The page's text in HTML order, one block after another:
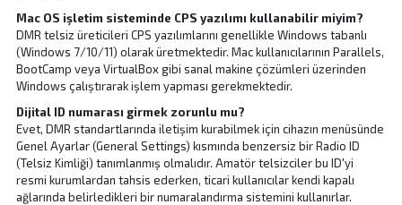
Mac OS işletim sisteminde CPS yazılımı kullanabilir miyim?
DMR telsiz üreticileri CPS yazılımlarını genellikle Windows tabanlı
(Windows 7/10/11) olarak üretmektedir. Mac kullanıcılarının Parallels,
BootCamp veya VirtualBox gibi sanal makine çözümleri üzerinden
Windows çalıştırarak işlem yapması gerekmektedir.
Dijital ID numarası girmek zorunlu mu?
Evet, DMR standartlarında iletişim kurabilmek için cihazın menüsünde
Genel Ayarlar (General Settings) kısmında benzersiz bir Radio ID
(Telsiz Kimliği) tanımlanmış olmalıdır. Amatör telsizciler bu ID'yi
resmi kurumlardan tahsis ederken, ticari kullanıcılar kendi kapalı
ağlarında belirledikleri bir numaralandırma sistemini kullanırlar.